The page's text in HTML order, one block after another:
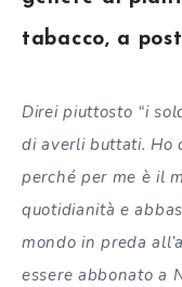
tabacco, a
Direi piuttosto “i
di averli buttati. Ho
perché per me è il
quotidianità e
mondo in preda
essere abbonato a